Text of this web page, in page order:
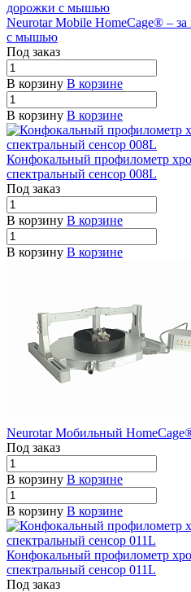
Neurotar Mobile HomeCage® –
с мышью
Под заказ
В корзину В корзине
В корзину В корзине
Конфокальный профилометр
спектральный сенсор 008L
Под заказ
В корзину В корзине
В корзину В корзине
Neurotar Мобильный
Под заказ
В корзину В корзине
В корзину В корзине
Конфокальный профилометр
спектральный сенсор 011L
Под заказ